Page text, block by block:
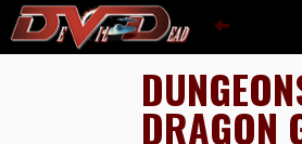
DRAGON